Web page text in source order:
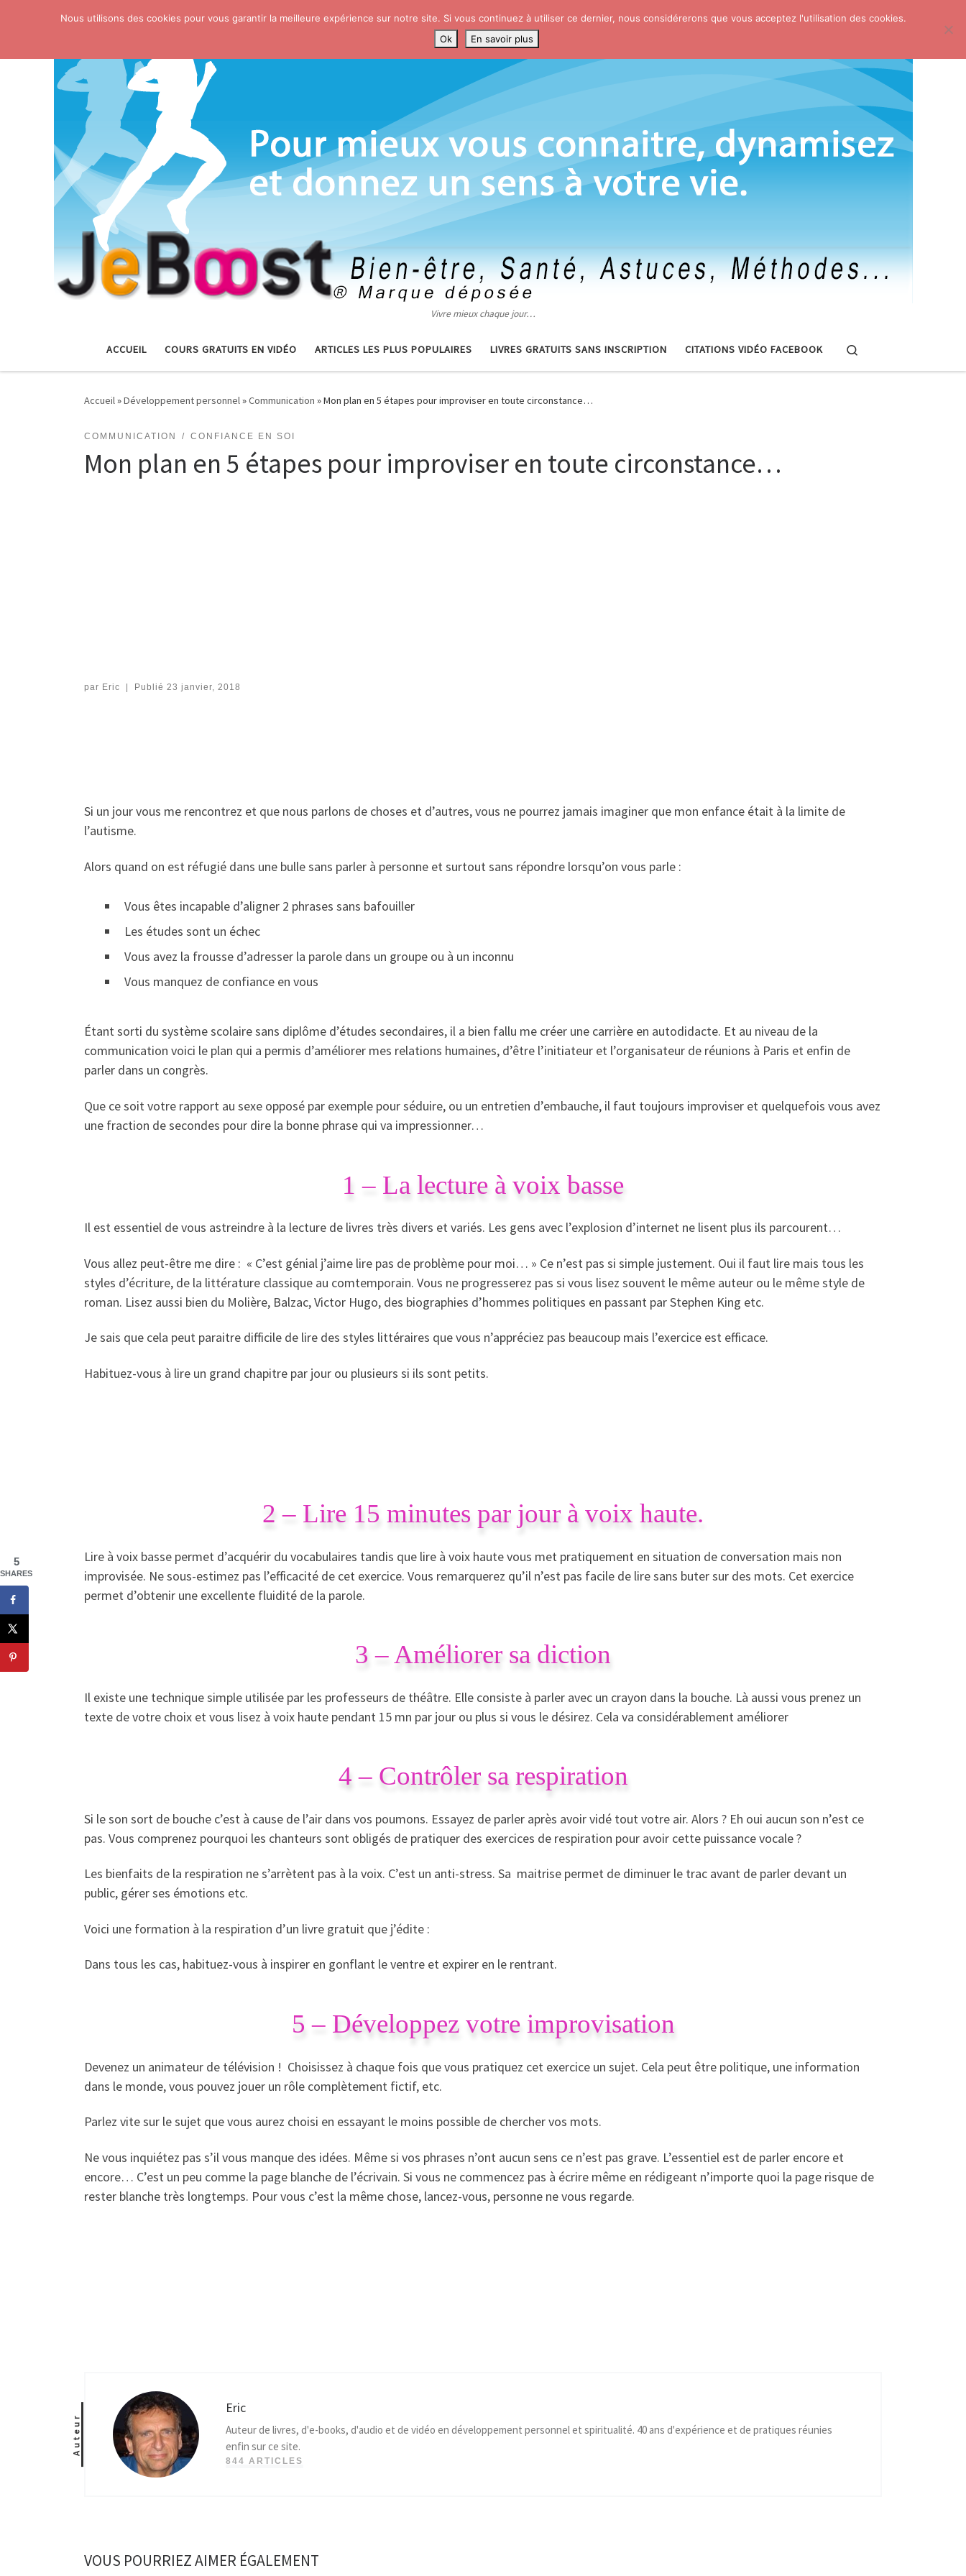
Skip to content
Vivre mieux chaque jour…
ACCUEIL COURS GRATUITS EN VIDÉO ARTICLES LES PLUS POPULAIRES LIVRES GRATUITS SANS INSCRIPTION CITATIONS VIDÉO FACEBOOK
Accueil»Développement personnel»Communication »Mon plan en 5 étapes pour improviser en toute circonstance…
COMMUNICATION CONFIANCE EN SOI
Mon plan en 5 étapes pour improviser en toute circonstance…
par Eric Publié 23 janvier, 2018
Si un jour vous me rencontrez et que nous parlons de choses et d’autres, vous ne pourrez jamais imaginer que mon enfance était à la limite de
l’autisme.
Alors quand on est réfugié dans une bulle sans parler à personne et surtout sans répondre lorsqu’on vous parle :
Vous êtes incapable d’aligner 2 phrases sans bafouiller
Les études sont un échec
Vous avez la frousse d’adresser la parole dans un groupe ou à un inconnu
Vous manquez de confiance en vous
Étant sorti du système scolaire sans diplôme d’études secondaires, il a bien fallu me créer une carrière en autodidacte. Et au niveau de la
communication voici le plan qui a permis d’améliorer mes relations humaines, d’être l’initiateur et l’organisateur de réunions à Paris et enfin de
parler dans un congrès.
Que ce soit votre rapport au sexe opposé par exemple pour séduire, ou un entretien d’embauche, il faut toujours improviser et quelquefois vous avez
une fraction de secondes pour dire la bonne phrase qui va impressionner…
1 – La lecture à voix basse
Il est essentiel de vous astreindre à la lecture de livres très divers et variés. Les gens avec l’explosion d’internet ne lisent plus ils parcourent…
Vous allez peut-être me dire : « C’est génial j’aime lire pas de problème pour moi… » Ce n’est pas si simple justement. Oui il faut lire mais tous les
styles d’écriture, de la littérature classique au comtemporain. Vous ne progresserez pas si vous lisez souvent le même auteur ou le même style de
roman. Lisez aussi bien du Molière, Balzac, Victor Hugo, des biographies d’hommes politiques en passant par Stephen King etc.
Je sais que cela peut paraitre difficile de lire des styles littéraires que vous n’appréciez pas beaucoup mais l’exercice est efficace.
Habituez-vous à lire un grand chapitre par jour ou plusieurs si ils sont petits.
2 – Lire 15 minutes par jour à voix haute.
Lire à voix basse permet d’acquérir du vocabulaires tandis que lire à voix haute vous met pratiquement en situation de conversation mais non
improvisée. Ne sous-estimez pas l’efficacité de cet exercice. Vous remarquerez qu’il n’est pas facile de lire sans buter sur des mots. Cet exercice
permet d’obtenir une excellente fluidité de la parole.
3 – Améliorer sa diction
Il existe une technique simple utilisée par les professeurs de théâtre. Elle consiste à parler avec un crayon dans la bouche. Là aussi vous prenez un
texte de votre choix et vous lisez à voix haute pendant 15 mn par jour ou plus si vous le désirez. Cela va considérablement améliorer
4 – Contrôler sa respiration
Si le son sort de bouche c’est à cause de l’air dans vos poumons. Essayez de parler après avoir vidé tout votre air. Alors ? Eh oui aucun son n’est ce
pas. Vous comprenez pourquoi les chanteurs sont obligés de pratiquer des exercices de respiration pour avoir cette puissance vocale ?
Les bienfaits de la respiration ne s’arrètent pas à la voix. C’est un anti-stress. Sa maitrise permet de diminuer le trac avant de parler devant un
public, gérer ses émotions etc.
Voici une formation à la respiration d’un livre gratuit que j’édite :
Dans tous les cas, habituez-vous à inspirer en gonflant le ventre et expirer en le rentrant.
5 – Développez votre improvisation
Devenez un animateur de télévision ! Choisissez à chaque fois que vous pratiquez cet exercice un sujet. Cela peut être politique, une information
dans le monde, vous pouvez jouer un rôle complètement fictif, etc.
Parlez vite sur le sujet que vous aurez choisi en essayant le moins possible de chercher vos mots.
Ne vous inquiétez pas s’il vous manque des idées. Même si vos phrases n’ont aucun sens ce n’est pas grave. L’essentiel est de parler encore et
encore… C’est un peu comme la page blanche de l’écrivain. Si vous ne commencez pas à écrire même en rédigeant n’importe quoi la page risque de
rester blanche très longtemps. Pour vous c’est la même chose, lancez-vous, personne ne vous regarde.
Auteur
Eric
Auteur de livres, d'e-books, d'audio et de vidéo en développement personnel et spiritualité. 40 ans d'expérience et de pratiques réunies
enfin sur ce site.
844 ARTICLES
VOUS POURRIEZ AIMER ÉGALEMENT
5
SHARES
Nous utilisons des cookies pour vous garantir la meilleure expérience sur notre site. Si vous continuez à utiliser ce dernier, nous considérerons que vous acceptez l'utilisation des cookies.
Ok
En savoir plus